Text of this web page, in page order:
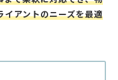
アントのニーズを最適